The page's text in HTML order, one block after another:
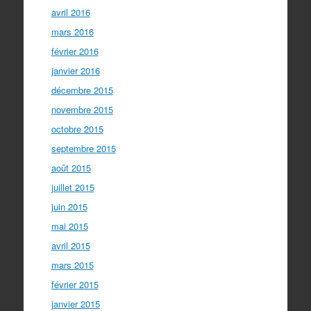
avril 2016
mars 2016
février 2016
janvier 2016
décembre 2015
novembre 2015
octobre 2015
septembre 2015
août 2015
juillet 2015
juin 2015
mai 2015
avril 2015
mars 2015
février 2015
janvier 2015